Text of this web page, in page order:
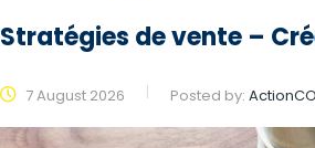
Stratégies de vente –
7 August 2026 Posted by: